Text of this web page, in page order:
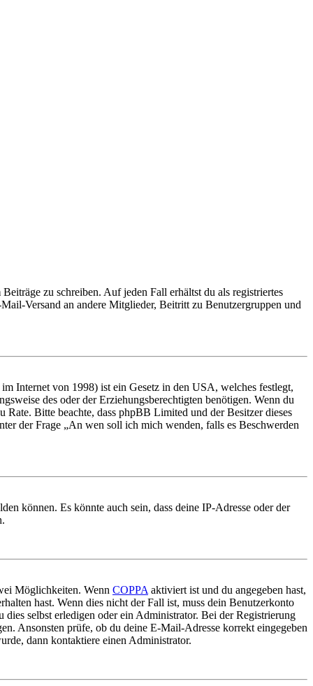
zu schreiben. Auf jeden Fall erhältst du als registriertes
Versand an andere Mitglieder, Beitritt zu Benutzergruppen und
Internet von 1998) ist ein Gesetz in den USA, welches festlegt,
des oder der Erziehungsberechtigten benötigen. Wenn du
Bitte beachte, dass phpBB Limited und der Besitzer dieses
der Frage „An wen soll ich mich wenden, falls es Beschwerden
können. Es könnte auch sein, dass deine IP-Adresse oder der
Möglichkeiten. Wenn COPPA aktiviert ist und du angegeben hast,
hast. Wenn dies nicht der Fall ist, muss dein Benutzerkonto
selbst erledigen oder ein Administrator. Bei der Registrierung
Ansonsten prüfe, ob du deine E-Mail-Adresse korrekt eingegeben
dann kontaktiere einen Administrator.